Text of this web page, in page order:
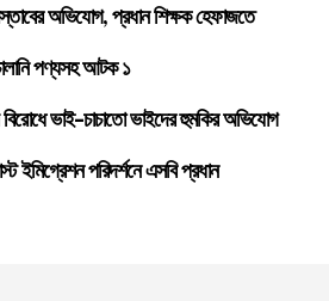
অভিযোগ, প্রধান শিক্ষক হেফাজতে
পণ্যসহ আটক ১
ভাই-চাচাতো ভাইদের হুমকির অভিযোগ
ইমিগ্রেশন পরিদর্শনে এসবি প্রধান